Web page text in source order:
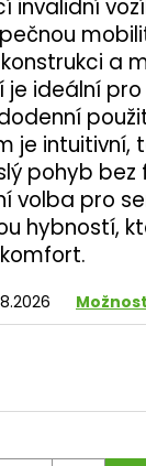
invalidní
a
je ideální
je intuitivní,
pohyb bez
volba pro
hybností,
HLEDAT